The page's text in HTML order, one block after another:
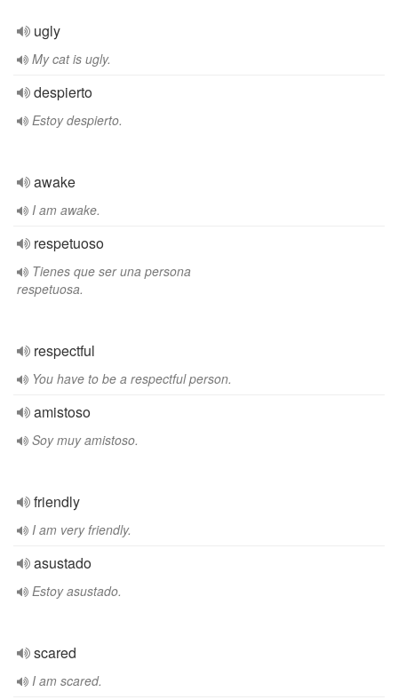
ugly
My cat is ugly.
despierto
Estoy despierto.
awake
I am awake.
respetuoso
Tienes que ser una persona
respetuosa.
respectful
You have to be a respectful person.
amistoso
Soy muy amistoso.
friendly
I am very friendly.
asustado
Estoy asustado.
scared
I am scared.